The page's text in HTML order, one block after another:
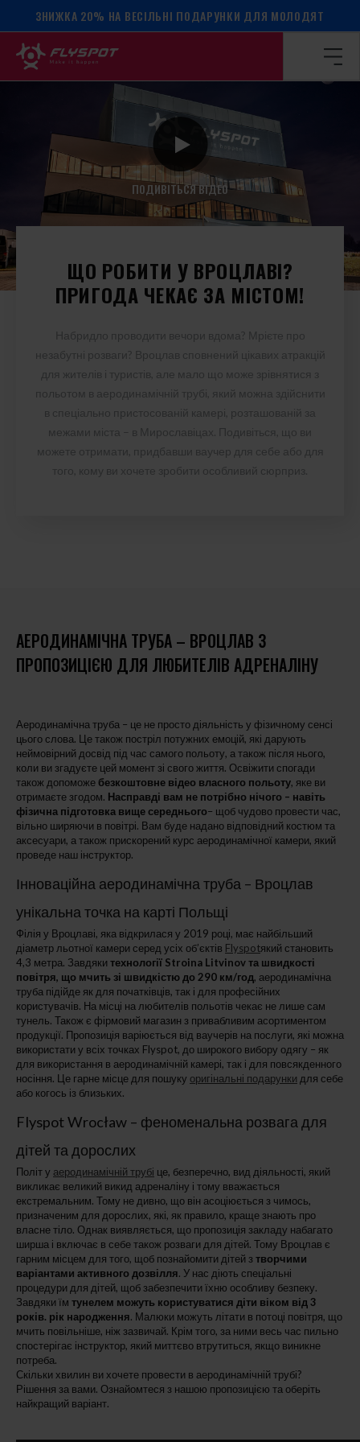
ЗНИЖКА 20% НА ВЕСІЛЬНІ ПОДАРУНКИ ДЛЯ МОЛОДЯТ
Головна сторінка / Локації / Flyspot у Вроцлаві
FLYSPOT У ВРОЦЛАВІ
ПОДИВІТЬСЯ ВІДЕО
ЩО РОБИТИ У ВРОЦЛАВІ?
ПРИГОДА ЧЕКАЄ ЗА МІСТОМ!
Набридло проводити вечори вдома? Мрієте про
незабутні розваги? Вроцлав сповнений цікавих атракцій
для жителів і туристів, але мало що може зрівнятися з
польотом в аеродинамічній трубі, який можна здійснити
в спеціально пристосованій камері, розташованій за
межами міста – в Мирославіцах. Подивіться, що ви
можете отримати, придбавши ваучер для себе або для
того, кому ви хочете зробити особливий сюрприз.
АЕРОДИНАМІЧНА ТРУБА – ВРОЦЛАВ З
ПРОПОЗИЦІЄЮ ДЛЯ ЛЮБИТЕЛІВ АДРЕНАЛІНУ
Аеродинамічна труба – це не просто діяльність у фізичному сенсі
цього слова. Це також постріл потужних емоцій, які дарують
неймовірний досвід під час самого польоту, а також після нього,
коли ви згадуєте цей момент зі свого життя. Освіжити спогади
також допоможе безкоштовне відео власного польоту, яке ви
отримаєте згодом. Насправді вам не потрібно нічого – навіть
фізична підготовка вище середнього– щоб чудово провести час,
вільно ширяючи в повітрі. Вам буде надано відповідний костюм та
аксесуари, а також прискорений курс аеродинамічної камери, який
проведе наш інструктор.
Інноваційна аеродинамічна труба – Вроцлав
унікальна точка на карті Польщі
Філія у Вроцлаві, яка відкрилася у 2019 році, має найбільший
діаметр льотної камери серед усіх об’єктів Flyspotякий становить
4,3 метра. Завдяки технології Stroina Litvinov та швидкості
повітря, що мчить зі швидкістю до 290 км/год, аеродинамічна
труба підійде як для початківців, так і для професійних
користувачів. На місці на любителів польотів чекає не лише сам
тунель. Також є фірмовий магазин з привабливим асортиментом
продукції. Пропозиція варіюється від ваучерів на послуги, які можна
використати у всіх точках Flyspot, до широкого вибору одягу – як
для використання в аеродинамічній камері, так і для повсякденного
носіння. Це гарне місце для пошуку оригінальні подарунки для себе
або когось із близьких.
Flyspot Wrocław – феноменальна розвага для
дітей та дорослих
Політ у аеродинамічній трубі це, безперечно, вид діяльності, який
викликає великий викид адреналіну і тому вважається
екстремальним. Тому не дивно, що він асоціюється з чимось,
призначеним для дорослих, які, як правило, краще знають про
власне тіло. Однак виявляється, що пропозиція закладу набагато
ширша і включає в себе також розваги для дітей. Тому Вроцлав є
гарним місцем для того, щоб познайомити дітей з творчими
варіантами активного дозвілля. У нас діють спеціальні
процедури для дітей, щоб забезпечити їхню особливу безпеку.
Завдяки їм тунелем можуть користуватися діти віком від 3
років. рік народження. Малюки можуть літати в потоці повітря, що
мчить повільніше, ніж зазвичай. Крім того, за ними весь час пильно
спостерігає інструктор, який миттєво втрутиться, якщо виникне
потреба.
Скільки хвилин ви хочете провести в аеродинамічній трубі?
Рішення за вами. Ознайомтеся з нашою пропозицією та оберіть
найкращий варіант.